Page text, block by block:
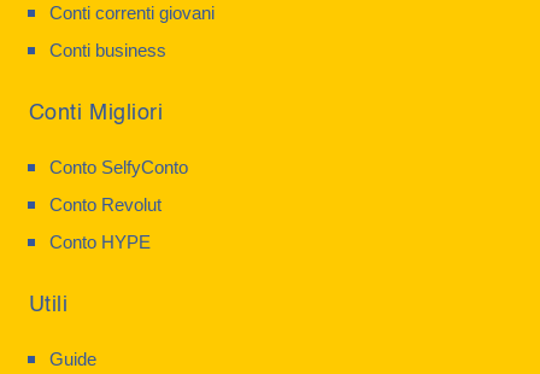
Conti correnti giovani
Conti business
Conti Migliori
Conto SelfyConto
Conto Revolut
Conto HYPE
Utili
Guide